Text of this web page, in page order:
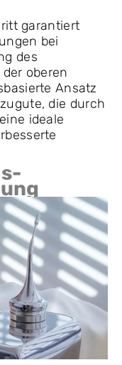
garantiert
bei
des
oberen
Ansatz
die durch
ideale